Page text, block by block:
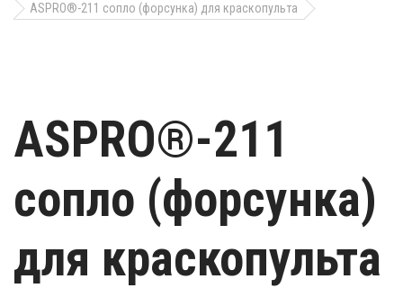
ASPRO®-211 сопло (форсунка) для краскопульта
ASPRO®-211
сопло (форсунка)
для краскопульта